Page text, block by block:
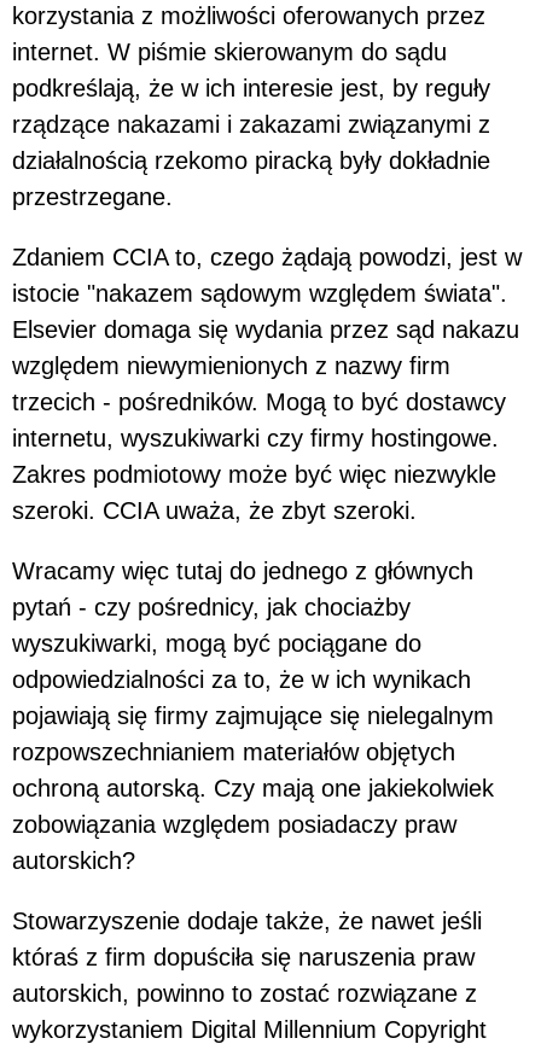
korzystania z możliwości oferowanych przez
internet. W piśmie skierowanym do sądu
podkreślają, że w ich interesie jest, by reguły
rządzące nakazami i zakazami związanymi z
działalnością rzekomo piracką były dokładnie
przestrzegane.
Zdaniem CCIA to, czego żądają powodzi, jest w
istocie "nakazem sądowym względem świata".
Elsevier domaga się wydania przez sąd nakazu
względem niewymienionych z nazwy firm
trzecich - pośredników. Mogą to być dostawcy
internetu, wyszukiwarki czy firmy hostingowe.
Zakres podmiotowy może być więc niezwykle
szeroki. CCIA uważa, że zbyt szeroki.
Wracamy więc tutaj do jednego z głównych
pytań - czy pośrednicy, jak chociażby
wyszukiwarki, mogą być pociągane do
odpowiedzialności za to, że w ich wynikach
pojawiają się firmy zajmujące się nielegalnym
rozpowszechnianiem materiałów objętych
ochroną autorską. Czy mają one jakiekolwiek
zobowiązania względem posiadaczy praw
autorskich?
Stowarzyszenie dodaje także, że nawet jeśli
któraś z firm dopuściła się naruszenia praw
autorskich, powinno to zostać rozwiązane z
wykorzystaniem Digital Millennium Copyright